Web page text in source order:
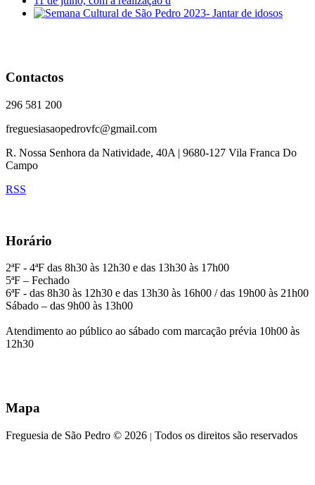
Contactos
296 581 200
freguesiasaopedrovfc@gmail.com
R. Nossa Senhora da Natividade, 40A | 9680-127 Vila Franca Do
Campo
RSS
Horário
2ªF - 4ªF das 8h30 às 12h30 e das 13h30 às 17h00
5ªF – Fechado
6ªF - das 8h30 às 12h30 e das 13h30 às 16h00 / das 19h00 às 21h00
Sábado – das 9h00 às 13h00
Atendimento ao público ao sábado com marcação prévia 10h00 às
12h30
Mapa
Freguesia de São Pedro © 2026 | Todos os direitos são reservados